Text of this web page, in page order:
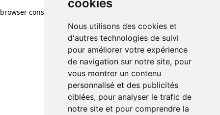
cookies
Nous utilisons des cookies et
d'autres technologies de suivi
pour améliorer votre expérience
de navigation sur notre site, pour
vous montrer un contenu
personnalisé et des publicités
ciblées, pour analyser le trafic de
notre site et pour comprendre la
browser console for more information)